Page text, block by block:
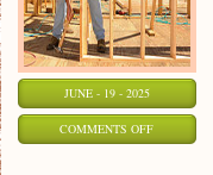
JUNE - 19 - 2025
COMMENTS OFFON